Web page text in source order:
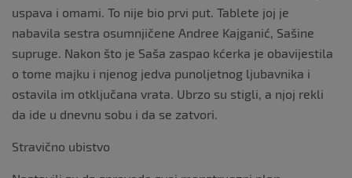
uspava i omami. To nije bio prvi put. Tablete joj je
nabavila sestra osumnjičene Andree Kajganić, Sašine
supruge. Nakon što je Saša zaspao kćerka je obavijestila
o tome majku i njenog jedva punoljetnog ljubavnika i
ostavila im otključana vrata. Ubrzo su stigli, a njoj rekli
da ide u dnevnu sobu i da se zatvori.
Stravično ubistvo